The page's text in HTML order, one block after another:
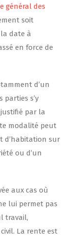
général des
soit
date à
en force de
d’un
parties s’y
par la
modalité peut
d’habitation sur
ou d’un
aux cas où
lui permet pas
travail,
La rente est